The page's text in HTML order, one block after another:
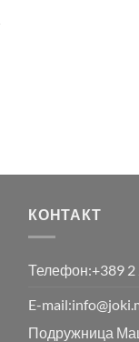
КОНТАКТ
Телефон:+389 2
E-mail:
Подружница